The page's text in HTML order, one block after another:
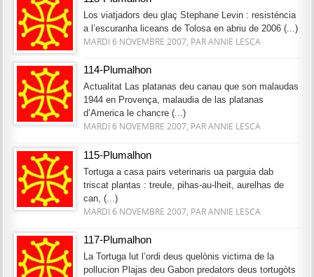
Los viatjadors deu glaç Stephane Levin : resisténcia
a l’escuranha liceans de Tolosa en abriu de 2006 (...)
MARDI 6 NOVEMBRE 2007, PAR ANNIE LESCA
114-Plumalhon
Actualitat Las platanas deu canau que son malaudas
1944 en Provença, malaudia de las platanas
d’America le chancre (...)
MARDI 6 NOVEMBRE 2007, PAR ANNIE LESCA
115-Plumalhon
Tortuga a casa pairs veterinaris ua parguia dab
triscat plantas : treule, pihas-au-lheit, aurelhas de
can, (...)
MARDI 6 NOVEMBRE 2007, PAR ANNIE LESCA
117-Plumalhon
La Tortuga lut l’ordi deus quelònis victima de la
pollucion Plajas deu Gabon predators deus tortugòts